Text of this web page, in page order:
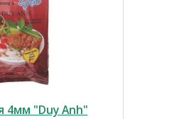
4мм "Duy Anh"